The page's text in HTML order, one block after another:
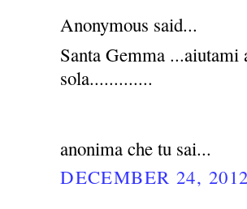
Anonymous said...
Santa Gemma
sola.............
anonima che tu sai...
DECEMBER 24,